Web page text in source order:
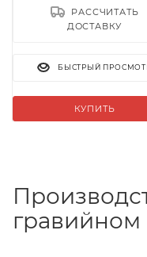
КУПИТЬ
РАССЧИТАТЬ
ДОСТАВКУ
БЫСТРЫЙ
гравийном